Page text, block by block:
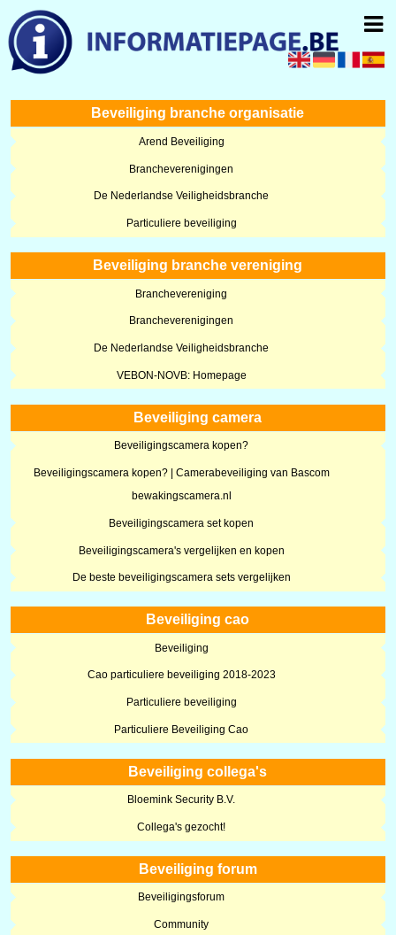
Beveiliging branche organisatie
Arend Beveiliging
Brancheverenigingen
De Nederlandse Veiligheidsbranche
Particuliere beveiliging
Beveiliging branche vereniging
Branchevereniging
Brancheverenigingen
De Nederlandse Veiligheidsbranche
VEBON-NOVB: Homepage
Beveiliging camera
Beveiligingscamera kopen?
Beveiligingscamera kopen? | Camerabeveiliging van Bascom
bewakingscamera.nl
Beveiligingscamera set kopen
Beveiligingscamera's vergelijken en kopen
De beste beveiligingscamera sets vergelijken
Beveiliging cao
Beveiliging
Cao particuliere beveiliging 2018-2023
Particuliere beveiliging
Particuliere Beveiliging Cao
Beveiliging collega's
Bloemink Security B.V.
Collega's gezocht!
Beveiliging forum
Beveiligingsforum
Community